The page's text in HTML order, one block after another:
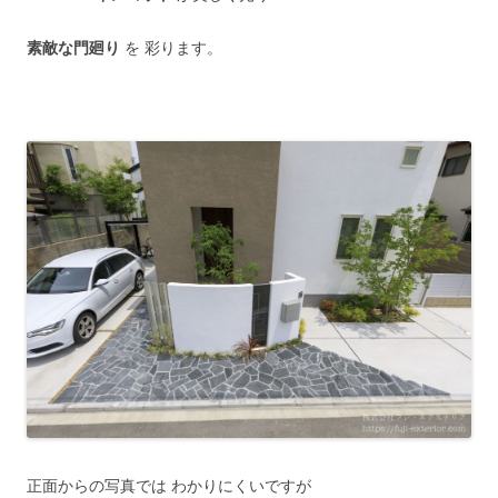
素敵な門廻り を 彩ります。
正面からの写真では わかりにくいですが